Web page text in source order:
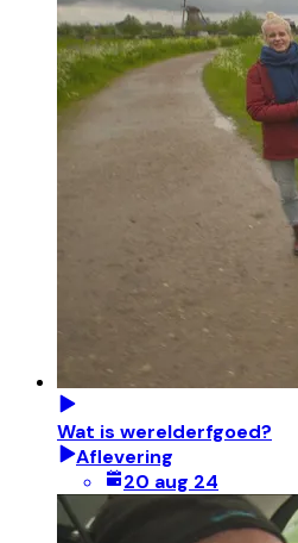
Wat is werelderfgoed?
Aflevering
20 aug 24